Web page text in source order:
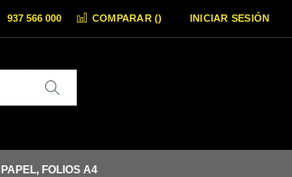
COMPARAR () INICIAR SESIÓN
937 566 000
PAPEL, FOLIOS A4